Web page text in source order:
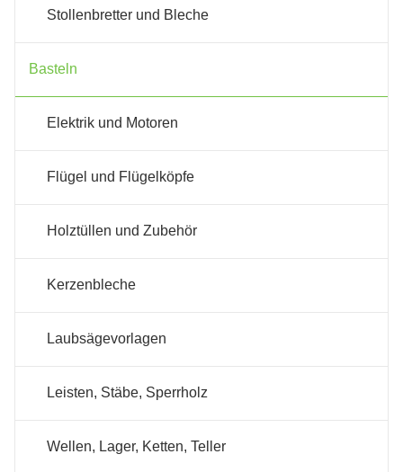
Stollenbretter und Bleche
Basteln
Elektrik und Motoren
Flügel und Flügelköpfe
Holztüllen und Zubehör
Kerzenbleche
Laubsägevorlagen
Leisten, Stäbe, Sperrholz
Wellen, Lager, Ketten, Teller